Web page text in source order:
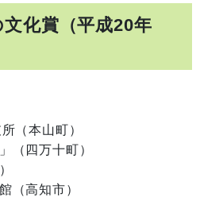
化賞（平成20年
（本山町）
（四万十町）
（高知市）